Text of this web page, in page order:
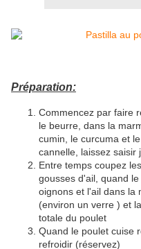
Préparation:
Commencez par faire
le beurre, dans la
cumin, le curcuma et
cannelle, laissez saisir
Entre temps coupez
gousses d'ail, quand
oignons et l'ail dans la
(environ un verre ) et
totale du poulet
Quand le poulet cuise
refroidir (réservez)